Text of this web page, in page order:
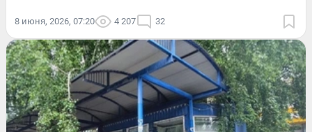
8 июня, 2026, 07:20 4 207 32